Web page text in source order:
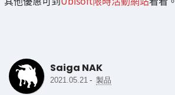
Saiga NAK
2021.05.21 - 製品